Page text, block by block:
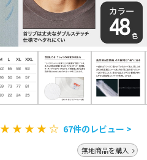
★ ★ ★ ★ ☆ 67件のレビュー >
無地商品を購入